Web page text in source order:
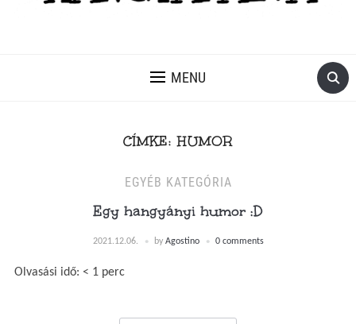
MENU
CÍMKE:HUMOR
EGYÉB KATEGÓRIA
Egy hangyányi humor :D
2021.12.06. by Agostino 0 comments
Olvasási idő: < 1 perc